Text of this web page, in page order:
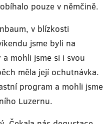
pouze v němčině.
v blízkosti
jsme byli na
mohli jsme si i svou
měla její ochutnávka.
program a mohli jsme
Luzernu.